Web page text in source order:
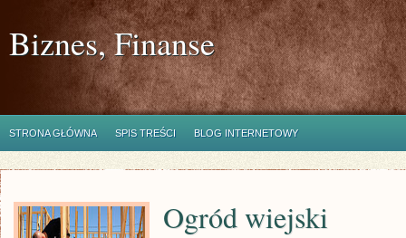
Biznes, Finanse
STRONA GŁÓWNA SPIS TREŚCI BLOG INTERNETOWY
Ogród wiejski